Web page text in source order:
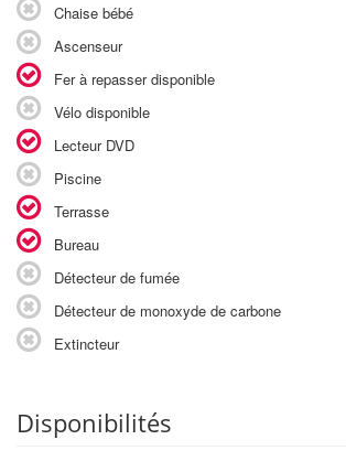
Chaise bébé
Ascenseur
Fer à repasser disponible
Vélo disponible
Lecteur DVD
Piscine
Terrasse
Bureau
Détecteur de fumée
Détecteur de monoxyde de carbone
Extincteur
Disponibilités